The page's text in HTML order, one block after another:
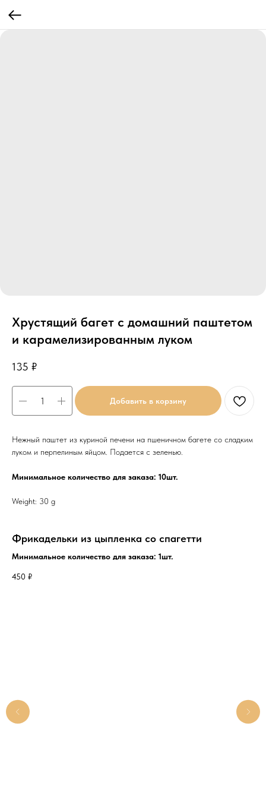
Хрустящий багет с домашний паштетом
и карамелизированным луком
135 ₽
Добавить в корзину
Нежный паштет из куриной печени на пшеничном багете со сладким
луком и перпелиным яйцом. Подается с зеленью.
Минимальное количество для заказа: 10шт.
Weight: 30 g
Фрикадельки из цыпленка со спагетти
Минимальное количество для заказа: 1шт.
450 ₽